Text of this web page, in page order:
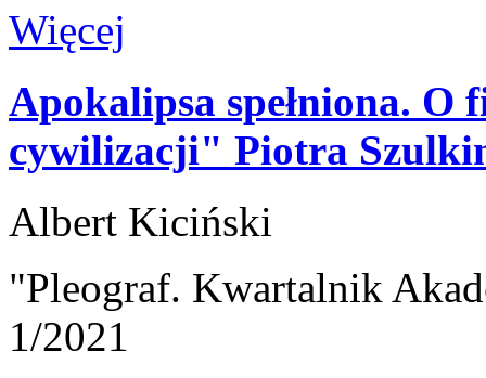
Więcej
Apokalipsa spełniona.
cywilizacji" Piotra
Albert Kiciński
"Pleograf. Kwartalnik
1/2021